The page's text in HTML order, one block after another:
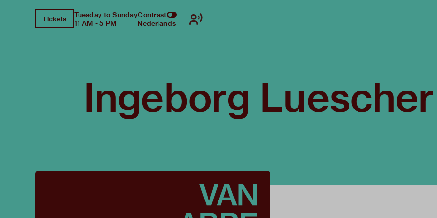
Tickets
Tuesday to Sunday
11 AM - 5 PM
Contrast
Nederlands
Ingeborg Luescher